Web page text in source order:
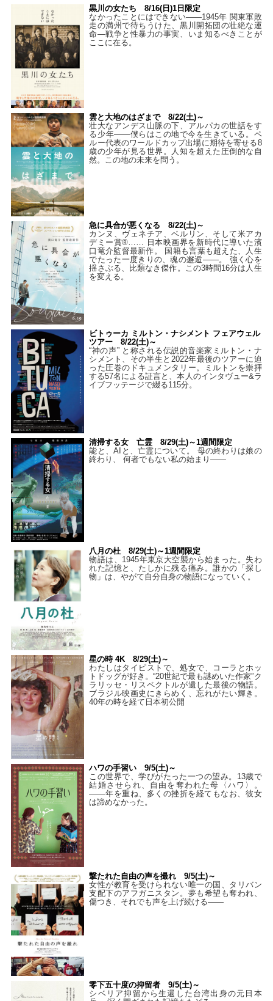
黒川の女たち 8/16(日)1日限定
なかったことにはできない——1945年 関東軍敗
走の満州で待ちうけた、黒川開拓団の壮絶な運
命―戦争と性暴力の事実、いま知るべきことが
ここに在る。
雲と大地のはざまで 8/22(土)～
壮大なアンデス山脈の下、アルパカの世話をす
る少年――僕らはこの地で今を生きている。ペ
ルー代表のワールドカップ出場に期待を寄せる8
歳の少年が見る世界。人知を超えた圧倒的な自
然。この地の未来を問う。
急に具合が悪くなる 8/22(土)～
カンヌ、ヴェネチア、ベルリン、そして米アカ
デミー賞®…… 日本映画界を新時代に導いた濱
口竜介監督最新作。 国籍も言葉も超えた、人生
でたった一度きりの、魂の邂逅――。 強く心を
揺さぶる、比類なき傑作。この3時間16分は人生
を変える。
ビトゥーカ ミルトン・ナシメント フェアウェル
ツアー 8/22(土)～
“神の声” と称される伝説的音楽家ミルトン・ナ
シメント、その半生と2022年最後のツアーに迫
った圧巻のドキュメンタリー。ミルトンを崇拝
する57名による証言と、本人のインタヴュー&ラ
イブフッテージで綴る115分。
清掃する女 亡霊 8/29(土)～1週間限定
能と、AIと、亡霊について。 母の終わりは娘の
終わり、 何者でもない私の始まり――
八月の杜 8/29(土)～1週間限定
物語は、1945年東京大空襲から始まった。失わ
れた記憶と、たしかに残る痛み。誰かの「探し
物」は、やがて自分自身の物語になっていく。
星の時 4K 8/29(土)～
わたしはタイピストで、処⼥で、コーラとホッ
トドッグが好き。“20世紀で最も謎めいた作家”ク
ラリッセ・リスペクトルが遺した最後の物語。
ブラジル映画史にきらめく、忘れがたい輝き。
40年の時を経て⽇本初公開
ハワの手習い 9/5(土)～
この世界で、学びがたった一つの望み。13歳で
結婚させられ、自由を奪われた母〈ハワ〉。
——年を重ね、多くの挫折を経てもなお、彼女
は諦めなかった。
撃たれた自由の声を撮れ 9/5(土)～
女性が教育を受けられない唯一の国、タリバン
支配下のアフガニスタン。夢も希望も奪われ、
傷つき、それでも声を上げ続ける——
零下五十度の抑留者 9/5(土)～
シベリア抑留から生還した台湾出身の元日本